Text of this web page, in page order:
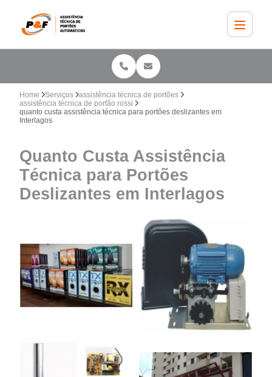
Home Serviços
assistência técnica de portões
assistência técnica de portão rossi
quanto custa assistência técnica para portões deslizantes em
Interlagos
Quanto Custa Assistência
Técnica para Portões
Deslizantes em Interlagos